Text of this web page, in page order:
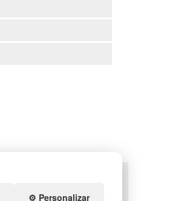
ARTÍCULOS DE NATACIÓN
⚙️ Personalizar